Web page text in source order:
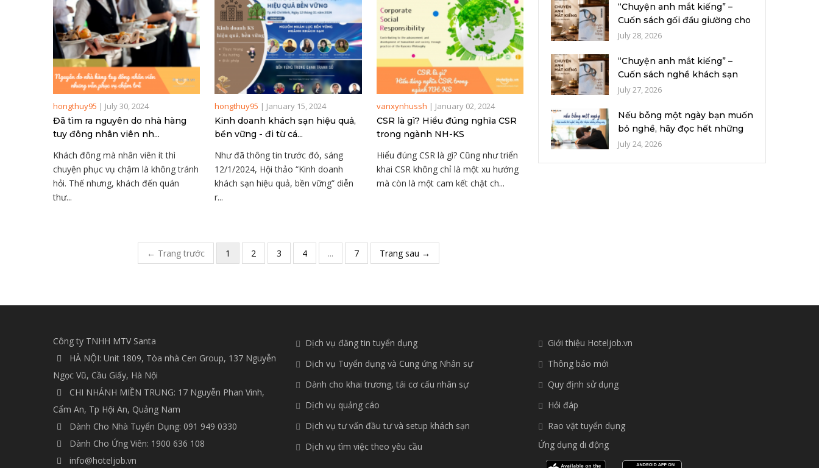
hongthuy95 | July 30, 2024
Đã tìm ra nguyên do nhà hàng
tuy đông nhân viên nh...
Khách đông mà nhân viên ít thì
chuyện phục vụ chậm là không tránh
hỏi. Thế nhưng, khách đến quán
thư...
hongthuy95 | January 15, 2024
Kinh doanh khách sạn hiệu quả,
bền vững - đi từ cá...
Như đã thông tin trước đó, sáng
12/1/2024, Hội thảo “Kinh doanh
khách sạn hiệu quả, bền vững” diễn
r...
vanxynhussh | January 02, 2024
CSR là gì? Hiểu đúng nghĩa CSR
trong ngành NH-KS
Hiểu đúng CSR là gì? Cũng như triển
khai CSR không chỉ là một xu hướng
mà còn là một cam kết chặt ch...
← Trang trước 1 2 3 4 ... 7 Trang sau →
“Chuyện anh mắt kiếng” –
Cuốn sách gối đầu giường cho
người...
July 28, 2026
“Chuyện anh mắt kiếng” –
Cuốn sách nghề khách sạn
đọc để cườ...
July 27, 2026
Nếu bỗng một ngày bạn muốn
bỏ nghề, hãy đọc hết những
dòng n...
July 24, 2026
Công ty TNHH MTV Santa
HÀ NỘI: Unit 1809, Tòa nhà Cen Group, 137 Nguyễn
Ngọc Vũ, Cầu Giấy, Hà Nội
CHI NHÁNH MIỀN TRUNG: 17 Nguyễn Phan Vinh,
Cẩm An, Tp Hội An, Quảng Nam
Dành Cho Nhà Tuyển Dụng: 091 949 0330
Dành Cho Ứng Viên: 1900 636 108
info@hoteljob.vn
Dịch vụ đăng tin tuyển dụng
Dịch vụ Tuyển dụng và Cung ứng Nhân sự
Dành cho khai trương, tái cơ cấu nhân sự
Dịch vụ quảng cáo
Dịch vụ tư vấn đầu tư và setup khách sạn
Dịch vụ tìm việc theo yêu cầu
Giới thiệu Hoteljob.vn
Thông báo mới
Quy định sử dụng
Hỏi đáp
Rao vặt tuyển dụng
Ứng dụng di động